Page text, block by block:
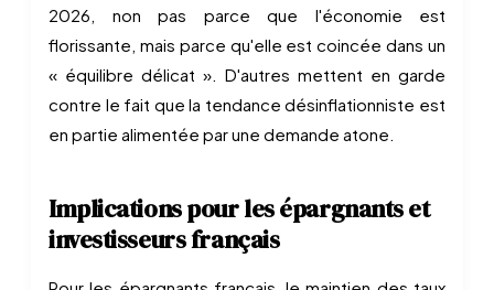
2026, non pas parce que l'économie est
florissante, mais parce qu'elle est coincée dans un
« équilibre délicat ». D'autres mettent en garde
contre le fait que la tendance désinflationniste est
en partie alimentée par une demande atone.
Implications pour les épargnants et
investisseurs français